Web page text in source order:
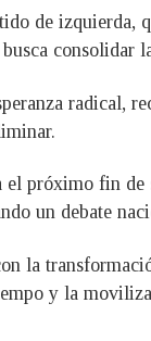
de izquierda,
consolidar
próximo fin de
un debate
la
y la